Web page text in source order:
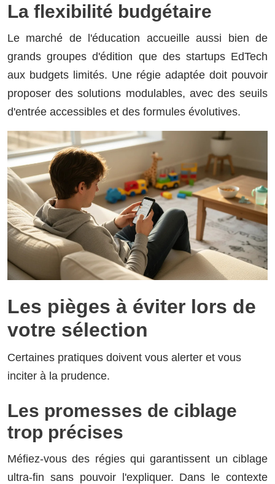
La flexibilité budgétaire
Le marché de l'éducation accueille aussi bien de
grands groupes d'édition que des startups EdTech
aux budgets limités. Une régie adaptée doit pouvoir
proposer des solutions modulables, avec des seuils
d'entrée accessibles et des formules évolutives.
Les pièges à éviter lors de
votre sélection
Certaines pratiques doivent vous alerter et vous
inciter à la prudence.
Les promesses de ciblage
trop précises
Méfiez-vous des régies qui garantissent un ciblage
ultra-fin sans pouvoir l'expliquer. Dans le contexte